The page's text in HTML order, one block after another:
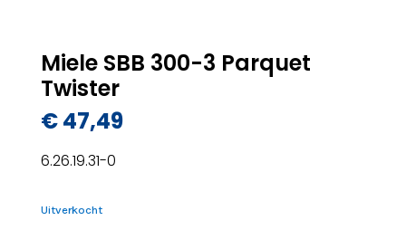
Miele SBB 300-3 Parquet
Twister
€47,49
6.26.19.31-0
Uitverkocht